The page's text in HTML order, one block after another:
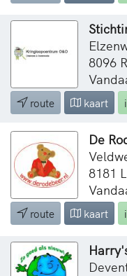
8096
route kaart
De
8181
route kaart